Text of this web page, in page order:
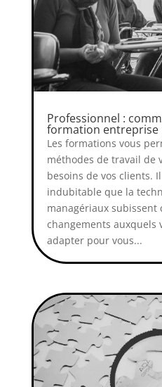
Professionnel :
formation entreprise
Les formations vous
méthodes de travail de
besoins de vos clients.
indubitable que la
managériaux subissent
changements auxquels
adapter pour vous...